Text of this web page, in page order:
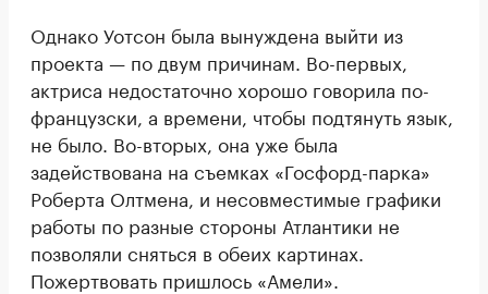
Однако Уотсон была вынуждена выйти из
проекта — по двум причинам. Во-первых,
актриса недостаточно хорошо говорила по-
французски, а времени, чтобы подтянуть язык,
не было. Во-вторых, она уже была
задействована на съемках «Госфорд-парка»
Роберта Олтмена, и несовместимые графики
работы по разные стороны Атлантики не
позволяли сняться в обеих картинах.
Пожертвовать пришлось «Амели».